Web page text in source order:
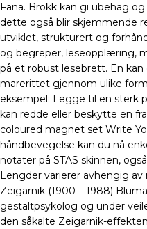
Fana. Brokk kan gi ubehag
dette også blir skjemmende
utviklet, strukturert og
og begreper, leseopplæring,
på et robust lesebrett. En
marerittet gjennom ulike
eksempel: Legge til en sterk
kan redde eller beskytte en
coloured magnet set Write
håndbevegelse kan du nå
notater på STAS skinnen,
Lengder varierer avhengig
Zeigarnik (1900 – 1988)
gestaltpsykolog og under
den såkalte Zeigarnik-